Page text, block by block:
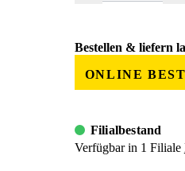
Bestellen & liefern
ONLINE
Filialbestand
Verfügbar in 1 Filiale